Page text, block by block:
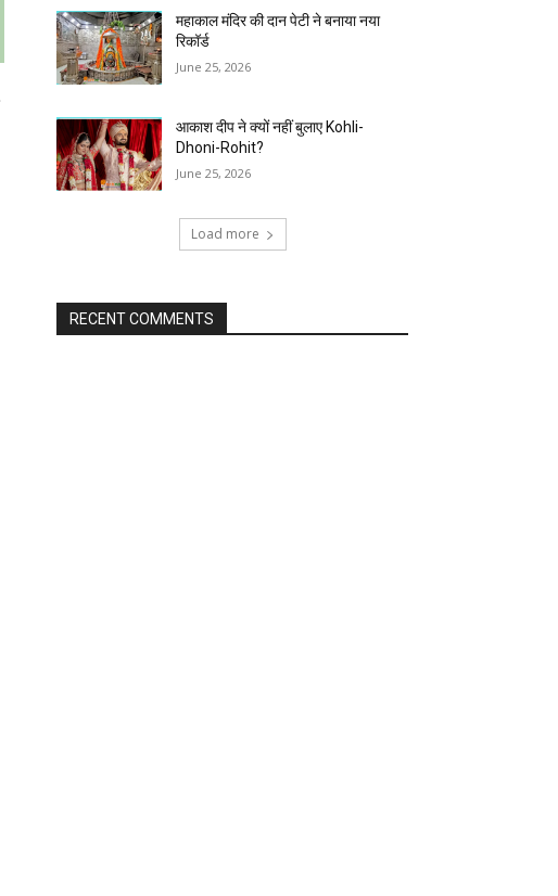
महाकाल मंदिर की दान पेटी ने बनाया नया
रिकॉर्ड
June 25, 2026
आकाश दीप ने क्यों नहीं बुलाए Kohli-
Dhoni-Rohit?
June 25, 2026
Load more
RECENT COMMENTS